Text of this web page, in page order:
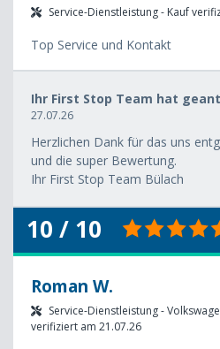
Service-Dienstleistung - Kauf
Top Service und Kontakt
Ihr First Stop Team hat
27.07.26
Herzlichen Dank für das uns
und die super Bewertung.
Ihr First Stop Team Bülach
10 / 10
Roman W.
Service-Dienstleistung -
verifiziert am 21.07.26